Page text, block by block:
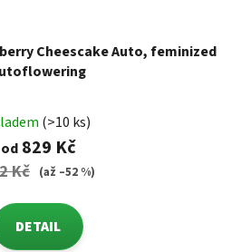
Cheescake Auto, feminized
(>10 ks)
od829 Kč
Kč (až –52 %)
DETAIL